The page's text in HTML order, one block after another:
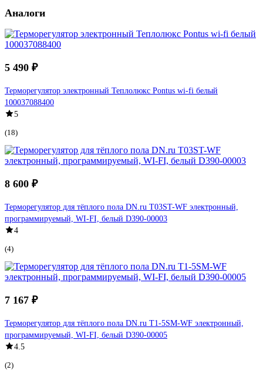
Аналоги
5 490 ₽
Терморегулятор электронный Теплолюкс Pontus wi-fi белый
100037088400
5
(18)
8 600 ₽
Терморегулятор для тёплого пола DN.ru T03ST-WF электронный,
программируемый, WI-FI, белый D390-00003
4
(4)
7 167 ₽
Терморегулятор для тёплого пола DN.ru T1-5SM-WF электронный,
программируемый, WI-FI, белый D390-00005
4.5
(2)